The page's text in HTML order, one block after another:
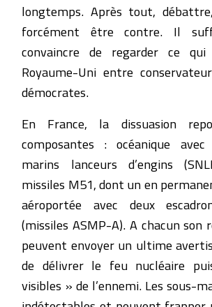
longtemps. Après tout,
forcément être contre. Il
convaincre de regarder ce
Royaume-Uni entre
démocrates.
En France, la dissuasion
composantes : océanique
marins lanceurs d’engins
missiles M51, dont un en
aéroportée avec deux
(missiles ASMP-A). A chacun son
peuvent envoyer un ultime
de délivrer le feu nucléaire
visibles » de l’ennemi. Les sous-